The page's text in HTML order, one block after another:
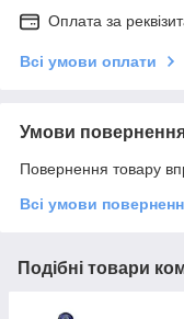
Оплата за
Всі умови оплати
Умови
Повернення товару
Всі умови
Подібні товари